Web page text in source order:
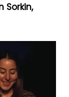
Sorkin,